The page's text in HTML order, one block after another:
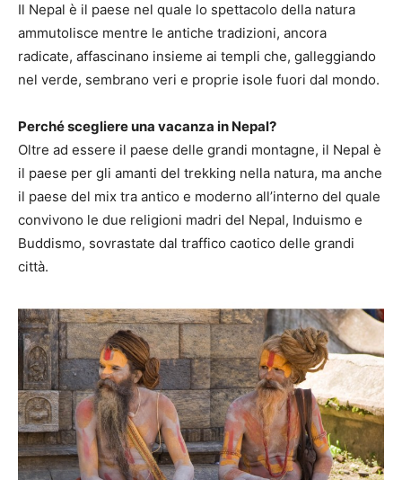
Il Nepal è il paese nel quale lo spettacolo della natura
ammutolisce mentre le antiche tradizioni, ancora
radicate, affascinano insieme ai templi che, galleggiando
nel verde, sembrano veri e proprie isole fuori dal mondo.
Perché scegliere una vacanza in Nepal?
Oltre ad essere il paese delle grandi montagne, il Nepal è
il paese per gli amanti del trekking nella natura, ma anche
il paese del mix tra antico e moderno all’interno del quale
convivono le due religioni madri del Nepal, Induismo e
Buddismo, sovrastate dal traffico caotico delle grandi
città.